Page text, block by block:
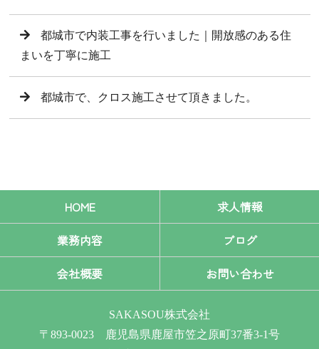
都城市で内装工事を行いました｜開放感のある住
まいを丁寧に施工
都城市で、クロス施工させて頂きました。
HOME
求人情報
業務内容
ブログ
会社概要
お問い合わせ
SAKASOU株式会社
〒893-0023 鹿児島県鹿屋市笠之原町37番3-1号